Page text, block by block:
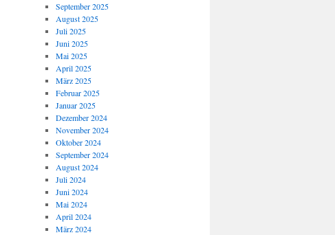
September 2025
August 2025
Juli 2025
Juni 2025
Mai 2025
April 2025
März 2025
Februar 2025
Januar 2025
Dezember 2024
November 2024
Oktober 2024
September 2024
August 2024
Juli 2024
Juni 2024
Mai 2024
April 2024
März 2024